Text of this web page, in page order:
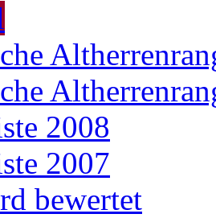
2008
2007
bewertet